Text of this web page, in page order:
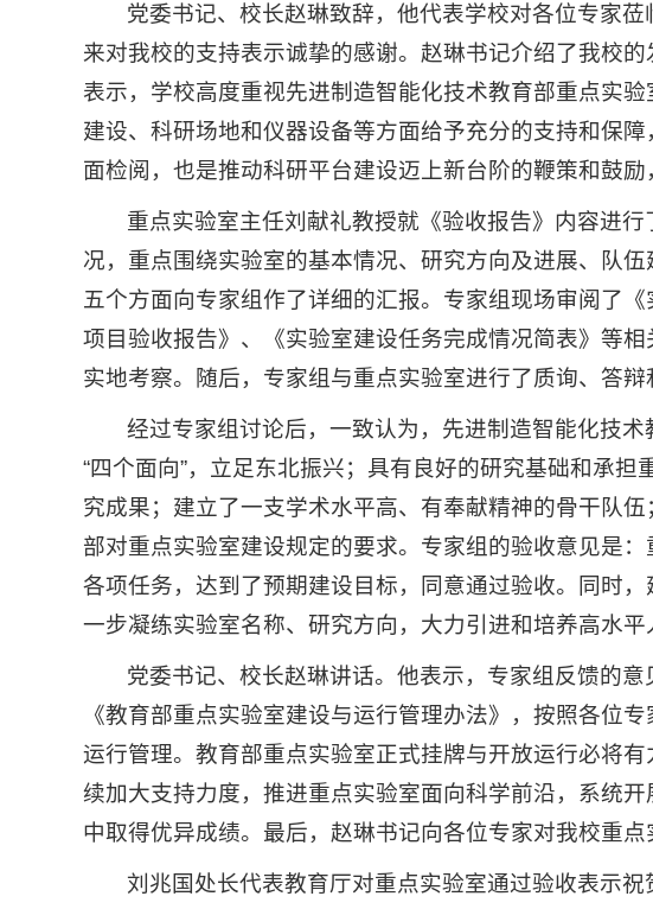
党委书记、校长赵琳致辞，他代表学校对各位专家
来对我校的支持表示诚挚的感谢。赵琳书记介绍了我校
表示，学校高度重视先进制造智能化技术教育部重点实
建设、科研场地和仪器设备等方面给予充分的支持和保
面检阅，也是推动科研平台建设迈上新台阶的鞭策和鼓
重点实验室主任刘献礼教授就《验收报告》内容进
况，重点围绕实验室的基本情况、研究方向及进展、队
五个方面向专家组作了详细的汇报。专家组现场审阅了
项目验收报告》、《实验室建设任务完成情况简表》等
实地考察。随后，专家组与重点实验室进行了质询、答辩
经过专家组讨论后，一致认为，先进制造智能化技
“四个面向”，立足东北振兴；具有良好的研究基础和承
究成果；建立了一支学术水平高、有奉献精神的骨干队
部对重点实验室建设规定的要求。专家组的验收意见是
各项任务，达到了预期建设目标，同意通过验收。同时
一步凝练实验室名称、研究方向，大力引进和培养高水平
党委书记、校长赵琳讲话。他表示，专家组反馈的
《教育部重点实验室建设与运行管理办法》，按照各位
运行管理。教育部重点实验室正式挂牌与开放运行必将
续加大支持力度，推进重点实验室面向科学前沿，系统
中取得优异成绩。最后，赵琳书记向各位专家对我校重
刘兆国处长代表教育厅对重点实验室通过验收表示